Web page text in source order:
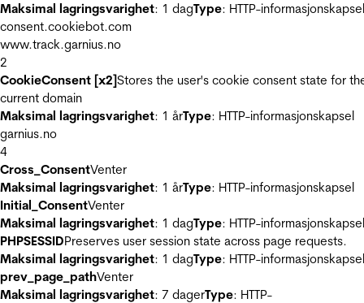
Maksimal lagringsvarighet: 1 dagType: HTTP-informasjonskapsel
consent.cookiebot.com
www.track.garnius.no
2
CookieConsent [x2]Stores the user's cookie consent state for
current domain
Maksimal lagringsvarighet: 1 årType: HTTP-informasjonskapsel
garnius.no
4
Cross_ConsentVenter
Maksimal lagringsvarighet: 1 årType: HTTP-informasjonskapsel
Initial_ConsentVenter
Maksimal lagringsvarighet: 1 dagType: HTTP-informasjonskapsel
PHPSESSIDPreserves user session state across page requests.
Maksimal lagringsvarighet: 1 dagType: HTTP-informasjonskapsel
prev_page_pathVenter
Maksimal lagringsvarighet: 7 dagerType: HTTP-